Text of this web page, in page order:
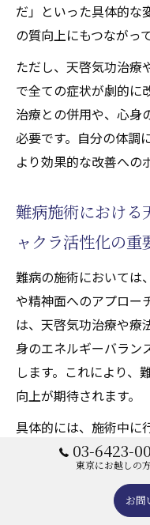
だ」といった具体的な
の質向上にもつながっ
ただし、天啓気功治療
で全ての症状が劇的に
治療との併用や、心身
必要です。自分の体調
より効果的な改善への
難病施術における
ャクラ活性化の重
難病の施術においては
や精神面へのアプロー
は、天啓気功治療や療
身のエネルギーバラン
します。これにより、
向上が期待されます。
具体的には、施術中に
ネルギーの流れをスム
します。施術後には「
なれた」「慢性的な痛
03-6423-
東京にお越しの方
お問